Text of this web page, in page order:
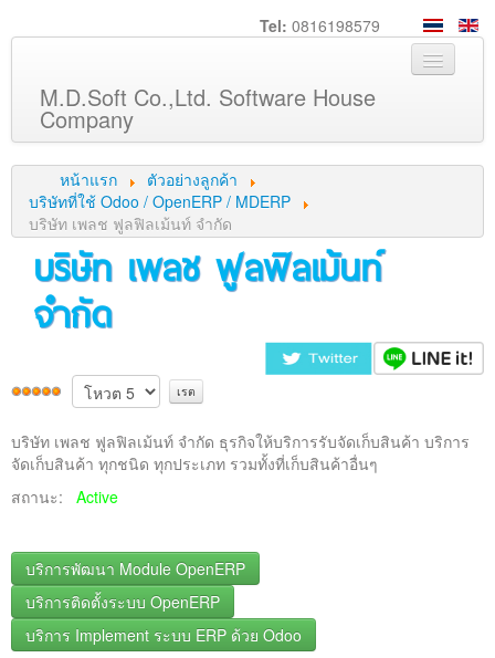
Tel: 0816198579
M.D.Soft Co.,Ltd. Software House
Company
หน้าหลัก
เกี่ยวกับเรา
บริการ
สินค้า
ความรู้
ภาพกิจกรรม
ช่วยเหลือ
ติดต่อเรา
หน้าแรก
ตัวอย่างลูกค้า
บริษัทที่ใช้ Odoo / OpenERP / MDERP
บริษัท เพลช ฟูลฟิลเม้นท์ จำกัด
บริษัท เพลช ฟูลฟิลเม้นท์
จำกัด
บริษัท เพลช ฟูลฟิลเม้นท์ จำกัด ธุรกิจให้บริการรับจัดเก็บสินค้า บริการ
จัดเก็บสินค้า ทุกชนิด ทุกประเภท รวมทั้งที่เก็บสินค้าอื่นๆ
สถานะ:
Active
บริการพัฒนา Module OpenERP
บริการติดตั้งระบบ OpenERP
บริการ Implement ระบบ ERP ด้วย Odoo